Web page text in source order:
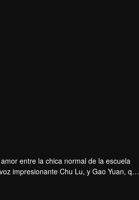
entre la chica normal de la escuela
impresionante Chu Lu, y Gao Yuan, que